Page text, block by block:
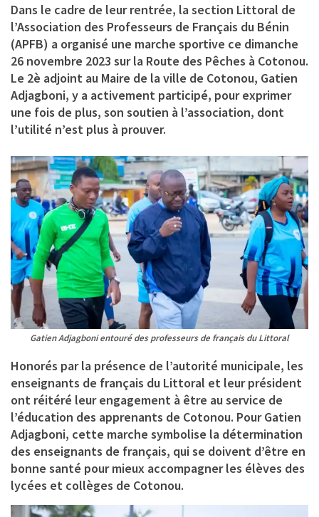
Dans le cadre de leur rentrée, la section Littoral de
l’Association des Professeurs de Français du Bénin
(APFB) a organisé une marche sportive ce dimanche
26 novembre 2023 sur la Route des Pêches à Cotonou.
Le 2è adjoint au Maire de la ville de Cotonou, Gatien
Adjagboni, y a activement participé, pour exprimer
une fois de plus, son soutien à l’association, dont
l’utilité n’est plus à prouver.
Gatien Adjagboni entouré des professeurs de français du Littoral
Honorés par la présence de l’autorité municipale, les
enseignants de français du Littoral et leur président
ont réitéré leur engagement à être au service de
l’éducation des apprenants de Cotonou. Pour Gatien
Adjagboni, cette marche symbolise la détermination
des enseignants de français, qui se doivent d’être en
bonne santé pour mieux accompagner les élèves des
lycées et collèges de Cotonou.